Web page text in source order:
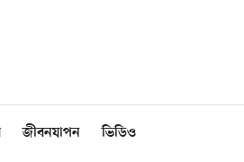
জীবনযাপন ভিডিও